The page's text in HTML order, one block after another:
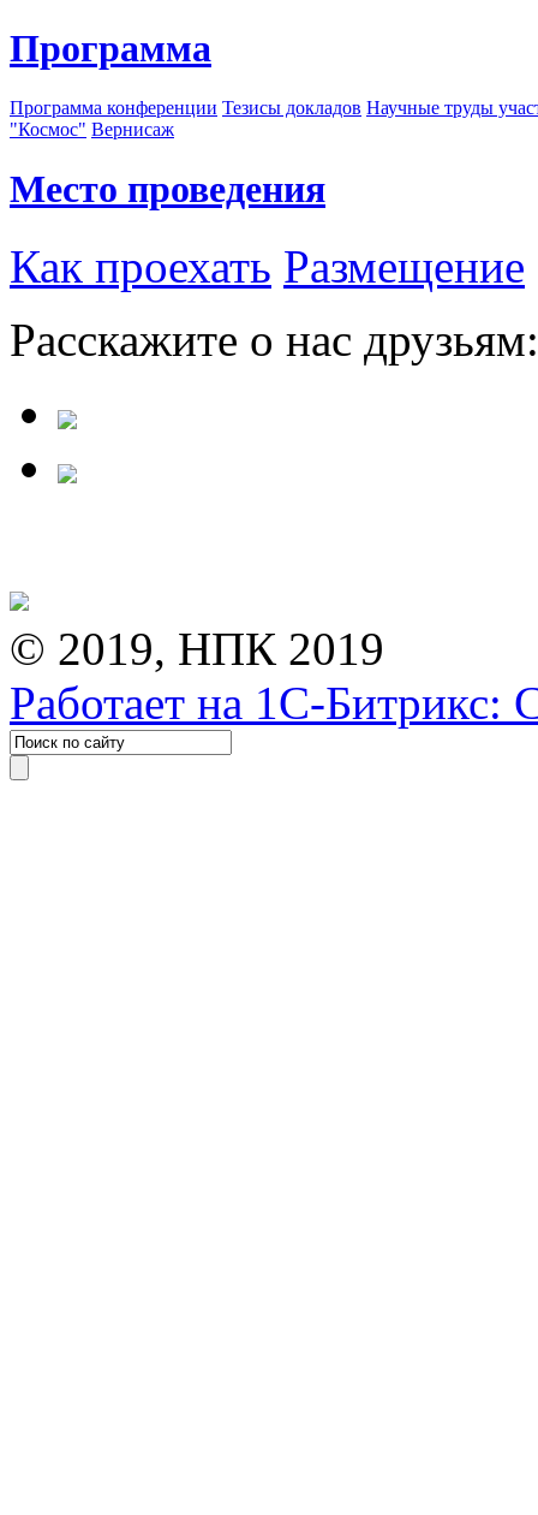
Программа
Программа конференции Тезисы докладов Научные труды
"Космос" Вернисаж
Место проведения
Как проехать Размещение
Расскажите о нас друзьям:
© 2019, НПК 2019
Работает на 1С-Битрикс: